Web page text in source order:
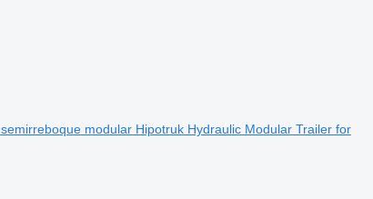
semirreboque modular Hipotruk Hydraulic Modular Trailer for